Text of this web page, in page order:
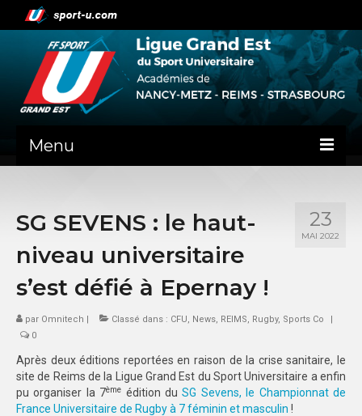
Menu
PRÉSENTATION
ADMINISTRATIF
NANCY-METZ
REIMS
STRASBOURG
SPORTS CO
23
MAI 2022
SG SEVENS : le haut-
niveau universitaire
s’est défié à Epernay !
par Omnitech | Classé dans : CFU, News, REIMS, Rugby, Sports Co
|
0
Après deux éditions reportées en raison de la crise sanitaire, le
site de Reims de la Ligue Grand Est du Sport Universitaire a enfin
pu organiser la 7ème édition duSG Sevens, le Championnat de
France Universitaire de Rugby à 7 féminin et masculin !